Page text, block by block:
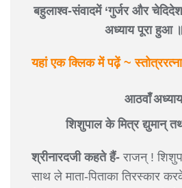
बहुलाश्व-संवादमें ‘गुर्जर और
अध्याय पूरा हुआ
यहां एक क्लिक में पढ़ें ~
आठवाँ अध्याय
शिशुपाल के मित्र द्युमान्
श्रीनारदजी कहते हैं- राजन् !
साथ ले माता-पिताका तिरस्कार